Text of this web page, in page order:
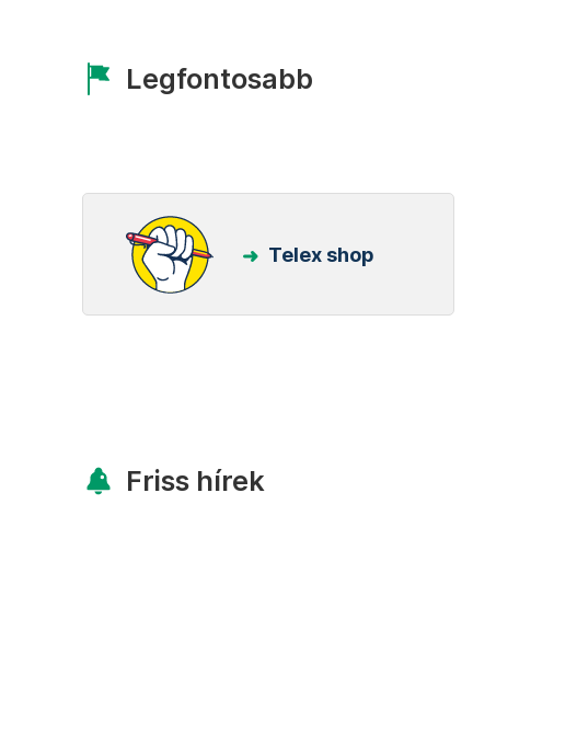
Legfontosabb
Telex shop
Friss hírek